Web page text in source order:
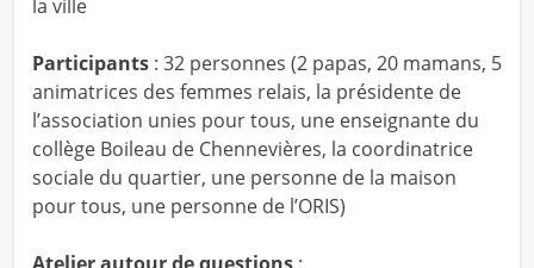
la ville
Participants: 32 personnes (2 papas, 20 mamans, 5
animatrices des femmes relais, la présidente de
l’association unies pour tous, une enseignante du
collège Boileau de Chennevières, la coordinatrice
sociale du quartier, une personne de la maison
pour tous, une personne de l’ORIS)